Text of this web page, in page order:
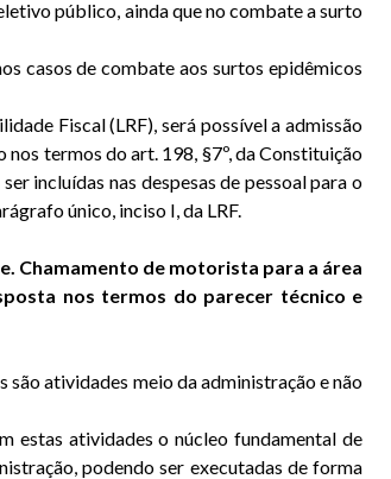
público, ainda que no combate a surto
casos de combate aos surtos epidêmicos
Fiscal (LRF), será possível a admissão
termos do art. 198, §7º, da Constituição
incluídas nas despesas de pessoal para o
único, inciso I, da LRF.
Chamamento de motorista para a área
nos termos do parecer técnico e
são atividades meio da administração e não
estas atividades o núcleo fundamental de
podendo ser executadas de forma